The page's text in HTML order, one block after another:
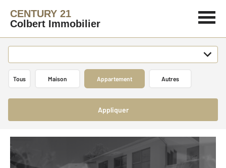
CENTURY 21
Colbert Immobilier
Tous Maison Appartement Autres
Appliquer